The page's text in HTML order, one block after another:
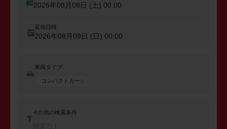
2026年08月08日 (土) 00:00
返却日時
2026年08月09日 (日) 00:00
車両タイプ
コンパクトカー
その他の検索条件